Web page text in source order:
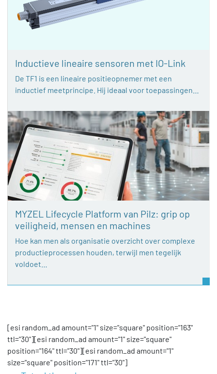
Inductieve lineaire sensoren met IO-Link
De TF1 is een lineaire positieopnemer met een
inductief meetprincipe. Hij ideaal voor toepassingen…
MYZEL Lifecycle Platform van Pilz: grip op
veiligheid, mensen en machines
Hoe kan men als organisatie overzicht over complexe
productieprocessen houden, terwijl men tegelijk
voldoet…
[esi random_ad amount="1" size="square" position="163"
ttl="30"][esi random_ad amount="1" size="square"
position="164" ttl="30"][esi random_ad amount="1"
size="square" position="171" ttl="30"]